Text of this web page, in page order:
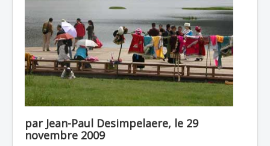
par Jean-Paul Desimpelaere, le 29
novembre 2009